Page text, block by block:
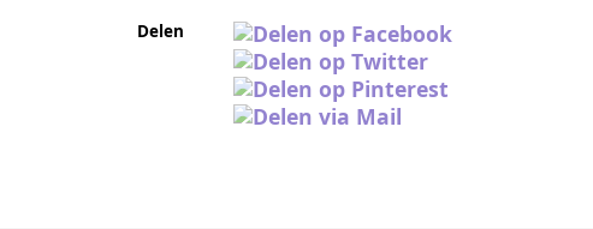
Delen